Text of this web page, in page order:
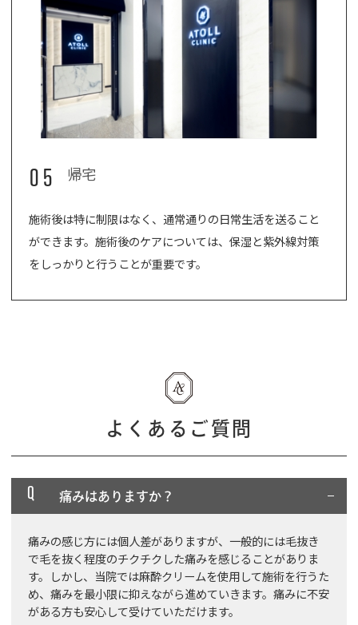
05 帰宅
施術後は特に制限はなく、通常通りの日常生活を送ること
ができます。施術後のケアについては、保湿と紫外線対策
をしっかりと行うことが重要です。
よくあるご質問
Q 痛みはありますか？
痛みの感じ方には個人差がありますが、一般的には毛抜き
で毛を抜く程度のチクチクした痛みを感じることがありま
す。しかし、当院では麻酔クリームを使用して施術を行うた
め、痛みを最小限に抑えながら進めていきます。痛みに不安
がある方も安心して受けていただけます。